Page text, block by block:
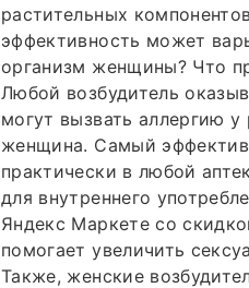
растительных
эффективность может
организм женщины? Что
Любой возбудитель
могут вызвать аллергию
женщина. Самый
практически в любой
для внутреннего
Яндекс Маркете со
помогает увеличить
Также, женские